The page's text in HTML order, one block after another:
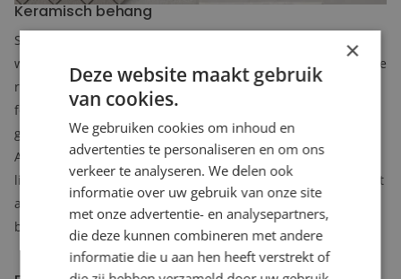
Keramisch behang
Steeds vaker worden er decortegels verwerkt op bepaalde
wanden in de woonkamer of slaapkamer of in grote commerciële
ruimtes om opvallende accenten aan te brengen. Met groot
formaat reliëf-/decortegels wordt een mooie eyecatcher
gemaakt, wat vaak ook zorgt voor een zeer ruimtelijk effect .
Afhankelijk van het patroon worden deze tegels staand of
liggend verwerkt. Een complete wand met deze decortegels oogt
als een wand met behang. Vandaar de benaming ‘keramisch
behang’.
×
Deze website maakt gebruik
van cookies.
We gebruiken cookies om inhoud en
advertenties te personaliseren en om ons
verkeer te analyseren. We delen ook
informatie over uw gebruik van onze site
met onze advertentie- en analysepartners,
die deze kunnen combineren met andere
informatie die u aan hen heeft verstrekt of